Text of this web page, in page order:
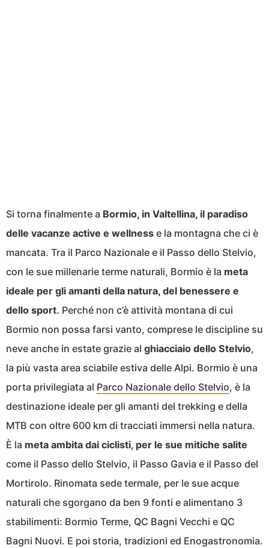
Si torna finalmente a Bormio, in Valtellina, il paradiso
delle vacanze active e wellness e la montagna che ci è
mancata. Tra il Parco Nazionale e il Passo dello Stelvio,
con le sue millenarie terme naturali, Bormio è la meta
ideale per gli amanti della natura, del benessere e
dello sport. Perché non c’è attività montana di cui
Bormio non possa farsi vanto, comprese le discipline su
neve anche in estate grazie al ghiacciaio dello Stelvio,
la più vasta area sciabile estiva delle Alpi. Bormio è una
porta privilegiata al Parco Nazionale dello Stelvio, è la
destinazione ideale per gli amanti del trekking e della
MTB con oltre 600 km di tracciati immersi nella natura.
È la meta ambita dai ciclisti, per le sue mitiche salite
come il Passo dello Stelvio, il Passo Gavia e il Passo del
Mortirolo. Rinomata sede termale, per le sue acque
naturali che sgorgano da ben 9 fonti e alimentano 3
stabilimenti: Bormio Terme, QC Bagni Vecchi e QC
Bagni Nuovi. E poi storia, tradizioni ed Enogastronomia.